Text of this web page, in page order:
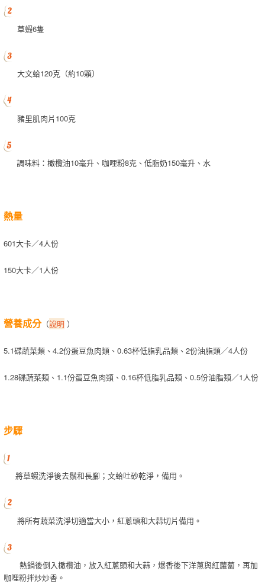
草蝦6隻
大文蛤120克（約10顆）
豬里肌肉片100克
調味料：橄欖油10毫升、咖哩粉8克、低脂奶150毫升、水
熱量
601大卡／4人份
150大卡／1人份
營養成分（說明 ）
5.1碟蔬菜類、4.2份蛋豆魚肉類、0.63杯低脂乳品類、2份油脂類／4人份
1.28碟蔬菜類、1.1份蛋豆魚肉類、0.16杯低脂乳品類、0.5份油脂類／1人份
步驟
將草蝦洗淨後去鬚和長腳；文蛤吐砂乾淨，備用。
將所有蔬菜洗淨切適當大小，紅蔥頭和大蒜切片備用。
熱鍋後倒入橄欖油，放入紅蔥頭和大蒜，爆香後下洋蔥與紅蘿蔔，再加
咖哩粉拌炒炒香。